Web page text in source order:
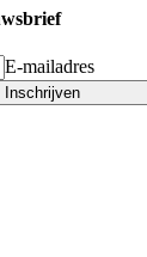
E-mailadres
Inschrijven